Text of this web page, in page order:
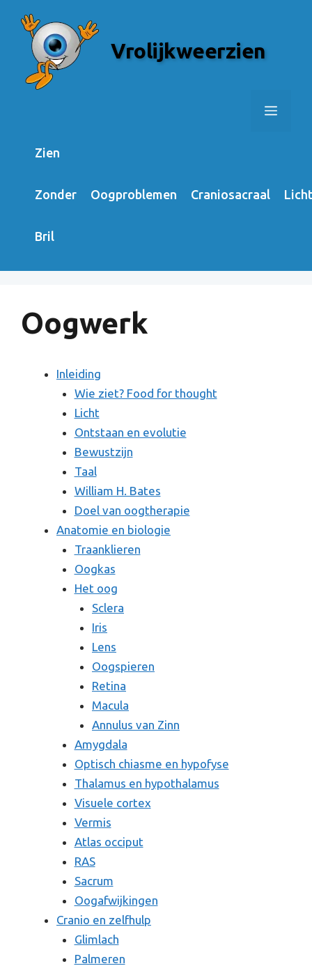
content
Vrolijkweerzien
Menu
Zien
Zonder
Bril
Oogproblemen Craniosacraal Licht
Oogwerk
Inleiding
Wie ziet? Food for thought
Licht
Ontstaan en evolutie
Bewustzijn
Taal
William H. Bates
Doel van oogtherapie
Anatomie en biologie
Traanklieren
Oogkas
Het oog
Sclera
Iris
Lens
Oogspieren
Retina
Macula
Annulus van Zinn
Amygdala
Optisch chiasme en hypofyse
Thalamus en hypothalamus
Visuele cortex
Vermis
Atlas occiput
RAS
Sacrum
Oogafwijkingen
Cranio en zelfhulp
Glimlach
Palmeren